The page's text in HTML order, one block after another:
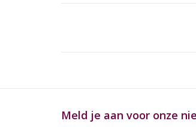
Meld je aan voor onze